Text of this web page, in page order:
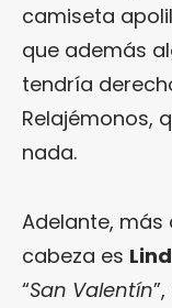
camiseta
que además
tendría
Relajémonos,
nada.
Adelante, más
cabeza es
“San Valentín